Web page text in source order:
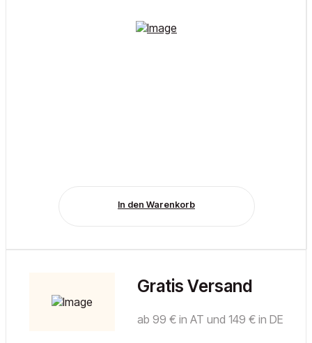
In den Warenkorb
Gratis Versand
ab 99 € in AT und 149 € in DE